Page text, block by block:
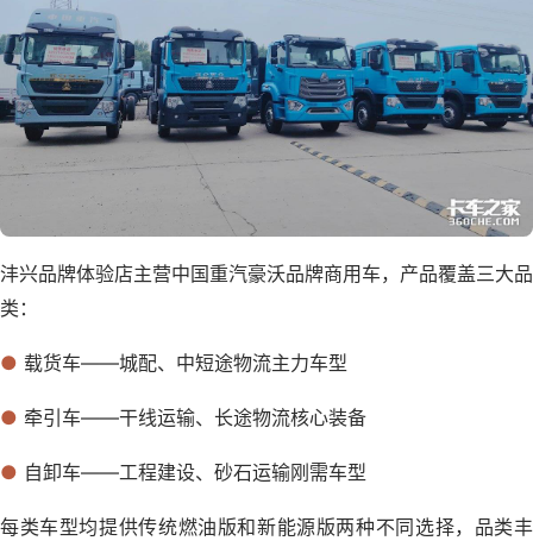
沣兴品牌体验店主营中国重汽豪沃品牌商用车，产品覆盖三大品
类：
● 载货车——城配、中短途物流主力车型
● 牵引车——干线运输、长途物流核心装备
● 自卸车——工程建设、砂石运输刚需车型
每类车型均提供传统燃油版和新能源版两种不同选择，品类丰